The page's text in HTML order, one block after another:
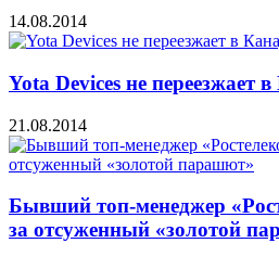
14.08.2014
Yota Devices не переезжает
21.08.2014
Бывший топ-менеджер
за отсуженный «золотой